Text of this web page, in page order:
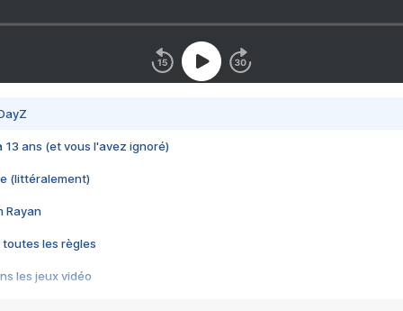
13 ans (et vous l'avez ignoré)
(littéralement)
Rayan
toutes les règles
les jeux vidéo